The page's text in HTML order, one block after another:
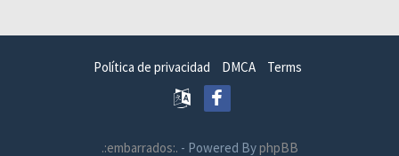
Política de privacidad DMCA Terms
.:embarrados:. - Powered ByphpBB